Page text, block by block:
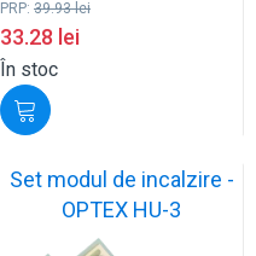
PRP: 39.93lei
33.28 lei
În stoc
Set modul de incalzire -
OPTEX HU-3